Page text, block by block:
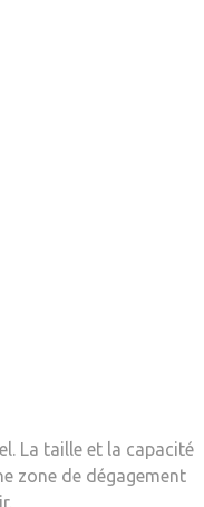
La taille et la capacité
zone de dégagement